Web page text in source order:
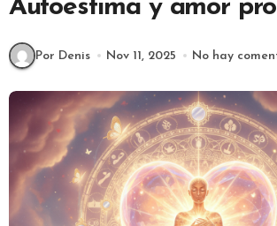
Autoestima y amor
Por Denis Nov 11, 2025 No hay